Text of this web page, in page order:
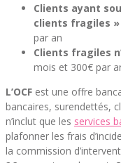
Clients ayant
clients fragiles »
par an
Clients fragiles
mois et 300€ par
L’OCF est une offre
bancaires, surendettés,
n’inclut que les services
plafonner les frais
la commission